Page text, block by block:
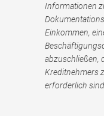
Informationen
Einkommen,
abzuschließen,
Kreditnehmers
erforderlich sind.